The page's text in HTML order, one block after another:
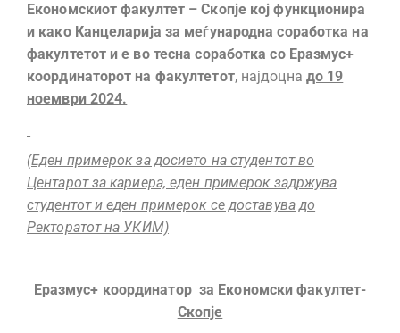
Економскиот факултет – Скопје кој функционира
и како Канцеларија за меѓународна соработка на
факултетот и е во тесна соработка со Еразмус+
координаторот на факултетот, најдоцна до 19
ноември 2024.
(Еден примерок за досието на студентот во
Центарот за кариера, еден примерок задржува
студентот и еден примерок се доставува до
Ректоратот на УКИМ)
Еразмус+ координатор за Економски факултет-
Скопје